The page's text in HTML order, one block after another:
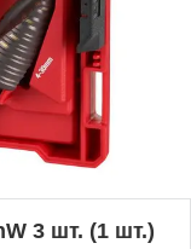
3 шт. (1 шт.)